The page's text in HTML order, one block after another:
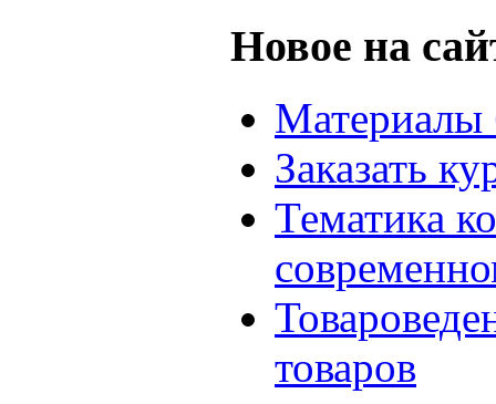
Новое на
Материалы
Заказать
Тематика
товаров